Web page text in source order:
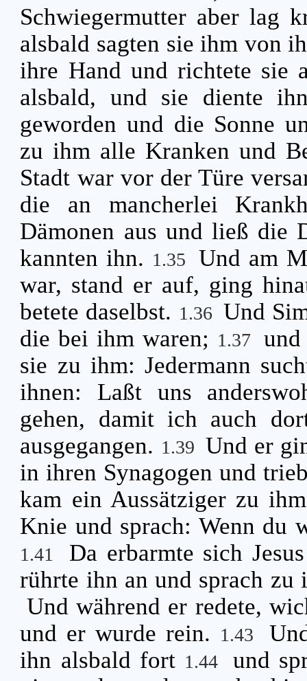
Schwiegermutter aber lag
alsbald sagten sie ihm von
ihre Hand und richtete sie
alsbald, und sie diente
geworden und die Sonne
zu ihm alle Kranken und
Stadt war vor der Türe
die an mancherlei
Dämonen aus und ließ die
kannten ihn. 1.35
Und am
war, stand er auf, ging
betete daselbst. 1.36 Und
die bei ihm waren; 1.37
sie zu ihm: Jedermann
ihnen: Laßt uns
gehen, damit ich auch
ausgegangen. 1.39 Und er
in ihren Synagogen und
kam ein Aussätziger zu
Knie und sprach: Wenn du
1.41
Da erbarmte sich
rührte ihn an und sprach
Und während er redete,
und er wurde rein. 1.43
ihn alsbald fort 1.44
und